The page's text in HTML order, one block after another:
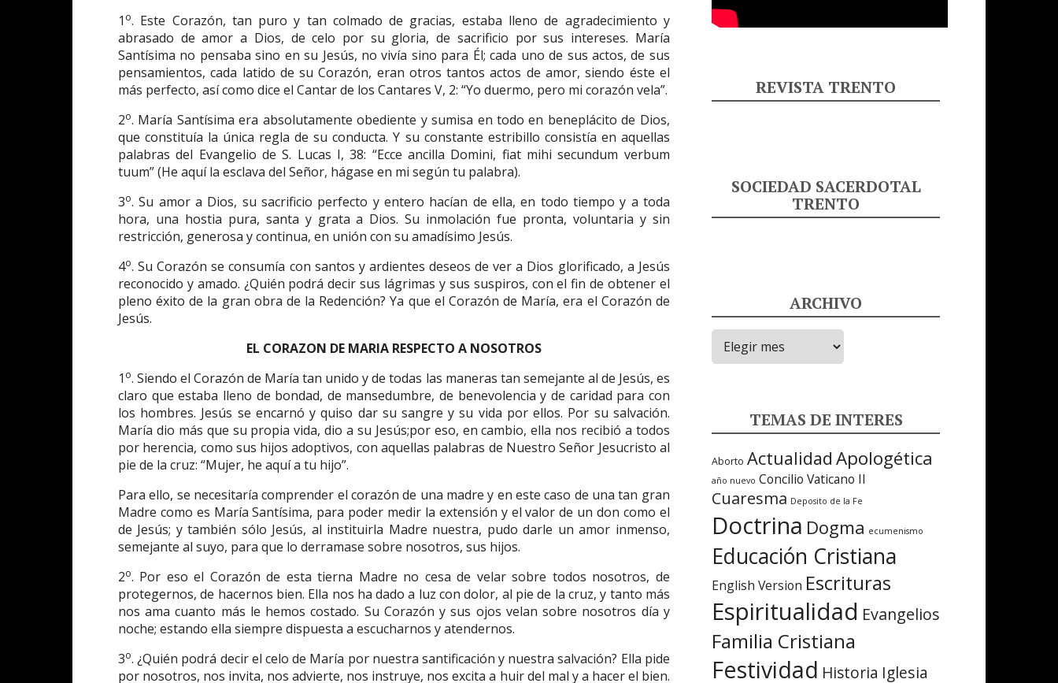
1 o. Este Corazón, tan puro y tan colmado de gracias, estaba lleno de agradecimiento y
abrasado de amor a Dios, de celo por su gloria, de sacrificio por sus intereses. María
Santísima no pensaba sino en su Jesús, no vivía sino para Él; cada uno de sus actos, de sus
pensamientos, cada latido de su Corazón, eran otros tantos actos de amor, siendo éste el
más perfecto, así como dice el Cantar de los Cantares V, 2: “Yo duermo, pero mi corazón vela”.
2o. María Santísima era absolutamente obediente y sumisa en todo en beneplácito de Dios,
que constituía la única regla de su conducta. Y su constante estribillo consistía en aquellas
palabras del Evangelio de S. Lucas I, 38: “Ecce ancilla Domini, fiat mihi secundum verbum
tuum” (He aquí la esclava del Señor, hágase en mi según tu palabra).
3o. Su amor a Dios, su sacrificio perfecto y entero hacían de ella, en todo tiempo y a toda
hora, una hostia pura, santa y grata a Dios. Su inmolación fue pronta, voluntaria y sin
restricción, generosa y continua, en unión con su amadísimo Jesús.
4o. Su Corazón se consumía con santos y ardientes deseos de ver a Dios glorificado, a Jesús
reconocido y amado. ¿Quién podrá decir sus lágrimas y sus suspiros, con el fin de obtener el
pleno éxito de la gran obra de la Redención? Ya que el Corazón de María, era el Corazón de
Jesús.
EL CORAZON DE MARIA RESPECTO A NOSOTROS
1 o. Siendo el Corazón de María tan unido y de todas las maneras tan semejante al de Jesús, es
claro que estaba lleno de bondad, de mansedumbre, de benevolencia y de caridad para con
los hombres. Jesús se encarnó y quiso dar su sangre y su vida por ellos. Por su salvación.
María dio más que su propia vida, dio a su Jesús;por eso, en cambio, ella nos recibió a todos
por herencia, como sus hijos adoptivos, con aquellas palabras de Nuestro Señor Jesucristo al
pie de la cruz: “Mujer, he aquí a tu hijo”.
Para ello, se necesitaría comprender el corazón de una madre y en este caso de una tan gran
Madre como es María Santísima, para poder medir la extensión y el valor de un don como el
de Jesús; y también sólo Jesús, al instituirla Madre nuestra, pudo darle un amor inmenso,
semejante al suyo, para que lo derramase sobre nosotros, sus hijos.
2o. Por eso el Corazón de esta tierna Madre no cesa de velar sobre todos nosotros, de
protegernos, de hacernos bien. Ella nos ha dado a luz con dolor, al pie de la cruz, y tanto más
nos ama cuanto más le hemos costado. Su Corazón y sus ojos velan sobre nosotros día y
noche; estando ella siempre dispuesta a escucharnos y atendernos.
3o. ¿Quién podrá decir el celo de María por nuestra santificación y nuestra salvación? Ella pide
por nosotros, nos invita, nos advierte, nos instruye, nos excita a huir del mal y a hacer el bien.
REVISTA TRENTO
SOCIEDAD SACERDOTAL
TRENTO
ARCHIVO
ARCHIVO
TEMAS DE INTERES
Aborto Actualidad Apologética
año nuevo Concilio Vaticano II
Cuaresma Deposito de la Fe
Doctrina Dogma ecumenismo
Educación Cristiana
English Version Escrituras
Espiritualidad Evangelios
Familia Cristiana
Festividad Historia Iglesia